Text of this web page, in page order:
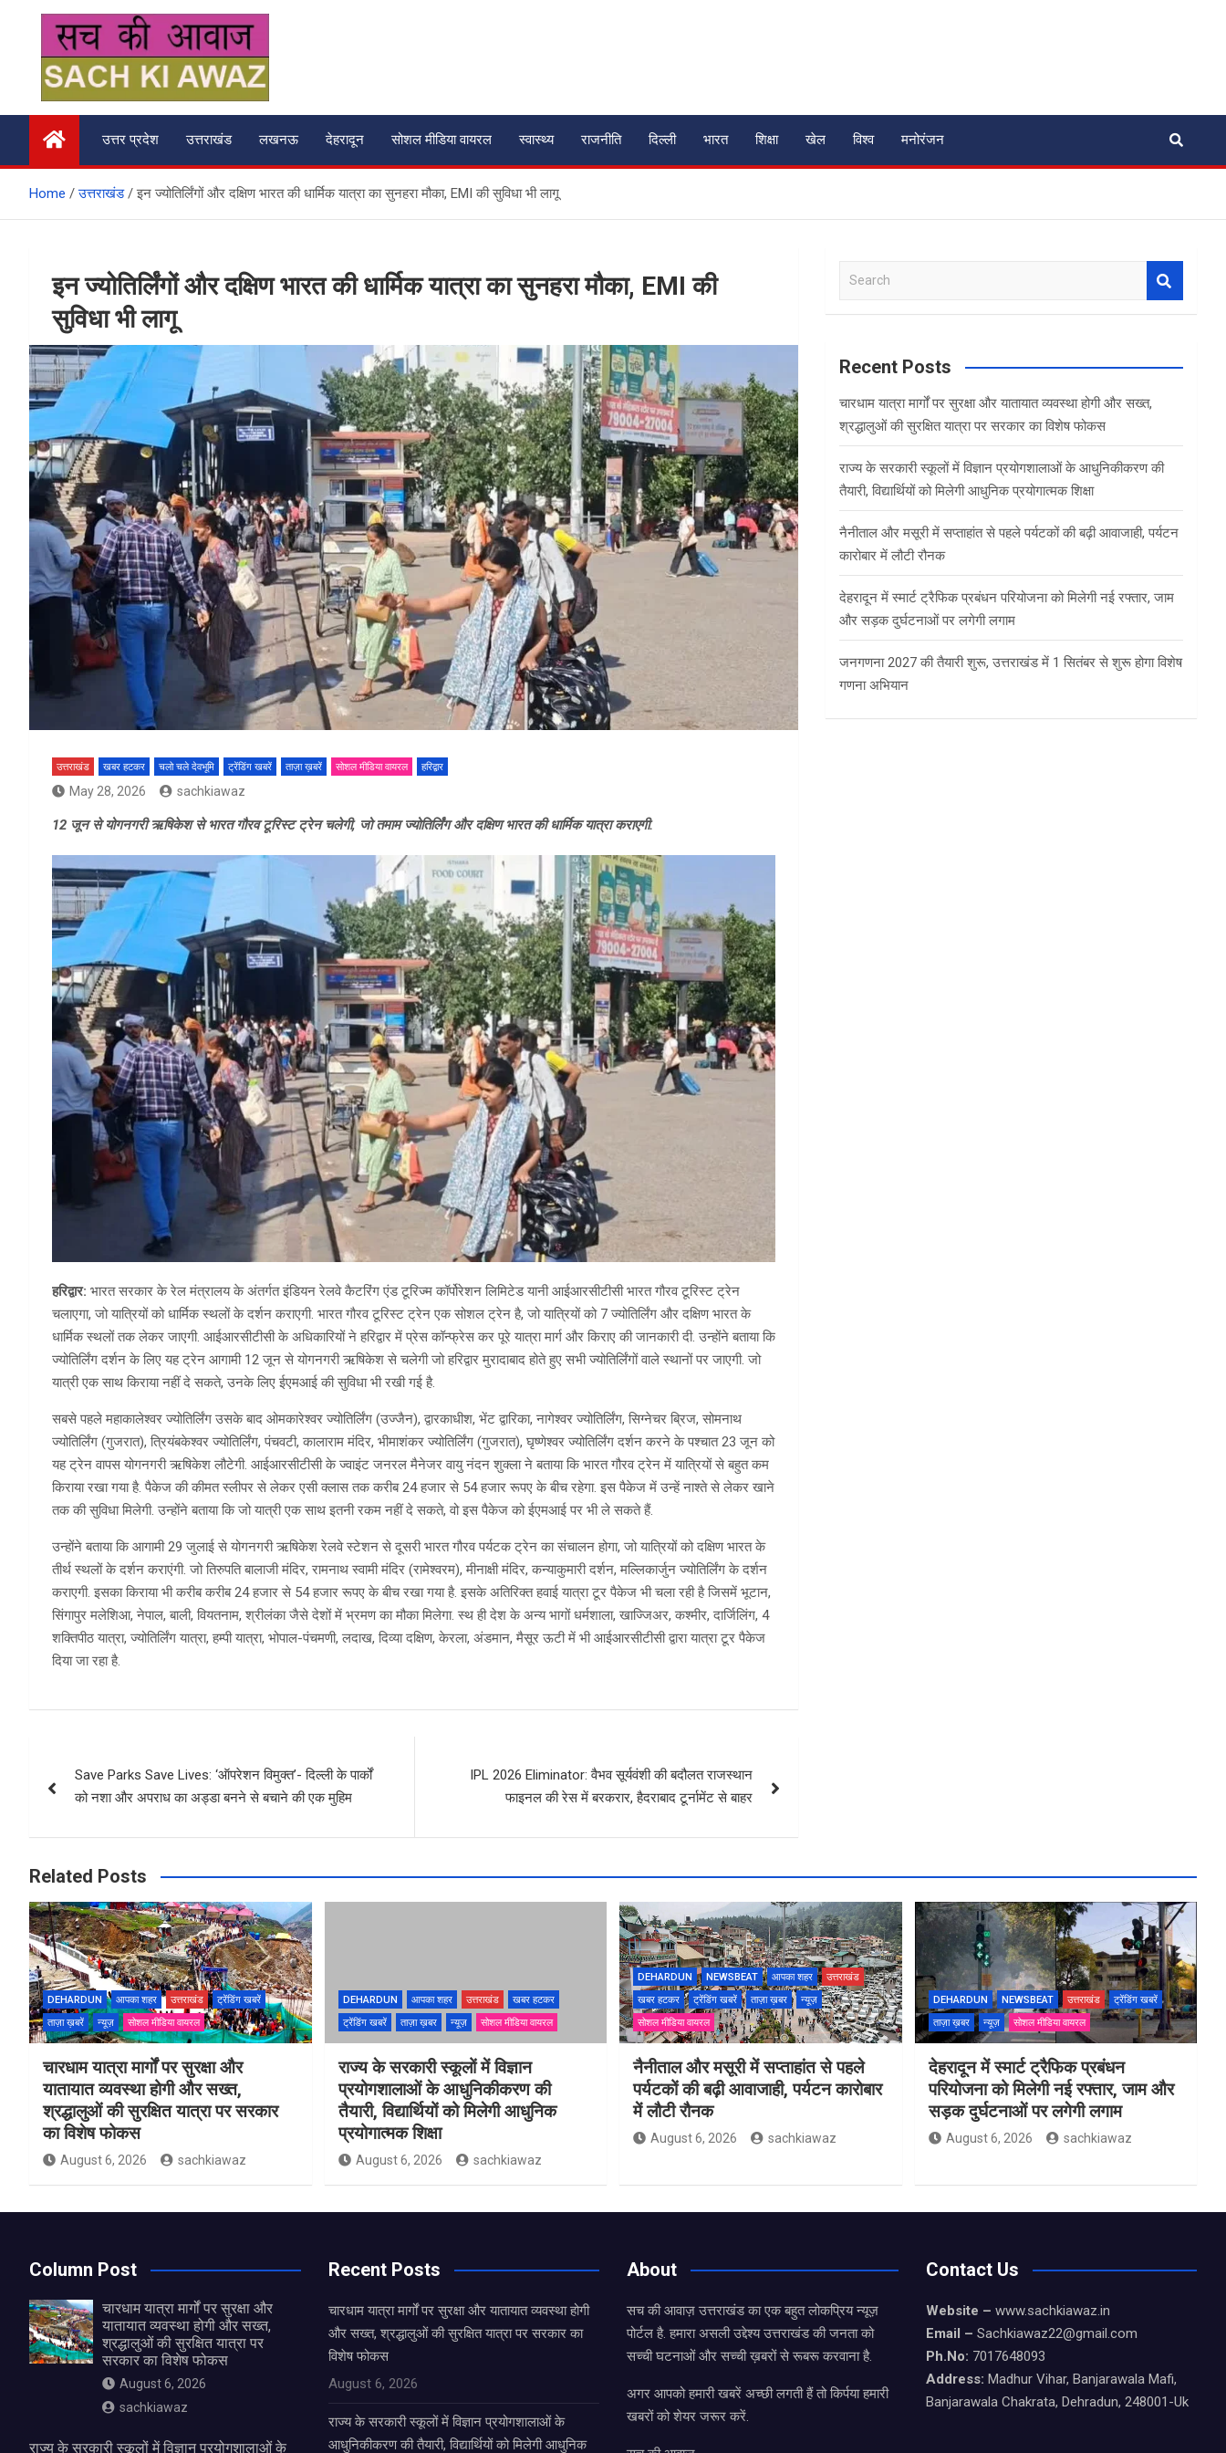
content
सच की आवाज
उत्तर प्रदेश उत्तराखंड लखनऊ देहरादून सोशल मीडिया वायरल स्वास्थ्य राजनीति दिल्ली भारत शिक्षा खेल विश्व मनोरंजन
Home उत्तराखंड इन ज्योतिर्लिंगों और दक्षिण भारत की धार्मिक यात्रा का सुनहरा मौका, EMI की सुविधा भी लागू
इन ज्योतिर्लिंगों और दक्षिण भारत की धार्मिक यात्रा का सुनहरा मौका, EMI की
सुविधा भी लागू
उत्तराखंड खबर हटकर चलो चले देवभूमि ट्रेंडिंग खबरें ताज़ा ख़बरें सोशल मीडिया वायरल हरिद्वार
May 28, 2026 sachkiawaz
12 जून से योगनगरी ऋषिकेश से भारत गौरव टूरिस्ट ट्रेन चलेगी, जो तमाम ज्योतिर्लिंग और दक्षिण भारत की धार्मिक यात्रा कराएगी.
हरिद्वार: भारत सरकार के रेल मंत्रालय के अंतर्गत इंडियन रेलवे कैटरिंग एंड टूरिज्म कॉर्पोरेशन लिमिटेड यानी आईआरसीटीसी भारत गौरव टूरिस्ट ट्रेन
चलाएगा, जो यात्रियों को धार्मिक स्थलों के दर्शन कराएगी. भारत गौरव टूरिस्ट ट्रेन एक सोशल ट्रेन है, जो यात्रियों को 7 ज्योतिर्लिंग और दक्षिण भारत के
धार्मिक स्थलों तक लेकर जाएगी. आईआरसीटीसी के अधिकारियों ने हरिद्वार में प्रेस कॉन्फ्रेस कर पूरे यात्रा मार्ग और किराए की जानकारी दी. उन्होंने बताया कि
ज्योतिर्लिंग दर्शन के लिए यह ट्रेन आगामी 12 जून से योगनगरी ऋषिकेश से चलेगी जो हरिद्वार मुरादाबाद होते हुए सभी ज्योतिर्लिंगों वाले स्थानों पर जाएगी. जो
यात्री एक साथ किराया नहीं दे सकते, उनके लिए ईएमआई की सुविधा भी रखी गई है.
सबसे पहले महाकालेश्वर ज्योतिर्लिंग उसके बाद ओमकारेश्वर ज्योतिर्लिंग (उज्जैन), द्वारकाधीश, भेंट द्वारिका, नागेश्वर ज्योतिर्लिंग, सिग्नेचर ब्रिज, सोमनाथ
ज्योतिर्लिंग (गुजरात), त्रियंबकेश्वर ज्योतिर्लिंग, पंचवटी, कालाराम मंदिर, भीमाशंकर ज्योतिर्लिंग (गुजरात), घृष्णेश्वर ज्योतिर्लिंग दर्शन करने के पश्चात 23 जून को
यह ट्रेन वापस योगनगरी ऋषिकेश लौटेगी. आईआरसीटीसी के ज्वाइंट जनरल मैनेजर वायु नंदन शुक्ला ने बताया कि भारत गौरव ट्रेन में यात्रियों से बहुत कम
किराया रखा गया है. पैकेज की कीमत स्लीपर से लेकर एसी क्लास तक करीब 24 हजार से 54 हजार रूपए के बीच रहेगा. इस पैकेज में उन्हें नाश्ते से लेकर खाने
तक की सुविधा मिलेगी. उन्होंने बताया कि जो यात्री एक साथ इतनी रकम नहीं दे सकते, वो इस पैकेज को ईएमआई पर भी ले सकते हैं.
उन्होंने बताया कि आगामी 29 जुलाई से योगनगरी ऋषिकेश रेलवे स्टेशन से दूसरी भारत गौरव पर्यटक ट्रेन का संचालन होगा, जो यात्रियों को दक्षिण भारत के
तीर्थ स्थलों के दर्शन कराएंगी. जो तिरुपति बालाजी मंदिर, रामनाथ स्वामी मंदिर (रामेश्वरम), मीनाक्षी मंदिर, कन्याकुमारी दर्शन, मल्लिकार्जुन ज्योतिर्लिंग के दर्शन
कराएगी. इसका किराया भी करीब करीब 24 हजार से 54 हजार रूपए के बीच रखा गया है. इसके अतिरिक्त हवाई यात्रा टूर पैकेज भी चला रही है जिसमें भूटान,
सिंगापुर मलेशिआ, नेपाल, बाली, वियतनाम, श्रीलंका जैसे देशों में भ्रमण का मौका मिलेगा. स्थ ही देश के अन्य भागों धर्मशाला, खाज्जिअर, कश्मीर, दार्जिलिंग, 4
शक्तिपीठ यात्रा, ज्योतिर्लिंग यात्रा, हम्पी यात्रा, भोपाल-पंचमणी, लदाख, दिव्या दक्षिण, केरला, अंडमान, मैसूर ऊटी में भी आईआरसीटीसी द्वारा यात्रा टूर पैकेज
दिया जा रहा है.
navigation
Save Parks Save Lives: ‘ऑपरेशन विमुक्त’- दिल्ली के पार्कों
को नशा और अपराध का अड्डा बनने से बचाने की एक मुहिम
IPL 2026 Eliminator: वैभव सूर्यवंशी की बदौलत राजस्थान
फाइनल की रेस में बरकरार, हैदराबाद टूर्नामेंट से बाहर
a
c
Recent Posts
चारधाम यात्रा मार्गों पर सुरक्षा और यातायात व्यवस्था होगी और सख्त,
श्रद्धालुओं की सुरक्षित यात्रा पर सरकार का विशेष फोकस
राज्य के सरकारी स्कूलों में विज्ञान प्रयोगशालाओं के आधुनिकीकरण की
तैयारी, विद्यार्थियों को मिलेगी आधुनिक प्रयोगात्मक शिक्षा
नैनीताल और मसूरी में सप्ताहांत से पहले पर्यटकों की बढ़ी आवाजाही, पर्यटन
कारोबार में लौटी रौनक
देहरादून में स्मार्ट ट्रैफिक प्रबंधन परियोजना को मिलेगी नई रफ्तार, जाम
और सड़क दुर्घटनाओं पर लगेगी लगाम
जनगणना 2027 की तैयारी शुरू, उत्तराखंड में 1 सितंबर से शुरू होगा विशेष
गणना अभियान
Related Posts
DEHARDUN आपका शहर उत्तराखंड
ट्रेंडिंग खबरें
ताज़ा ख़बरें
न्यूज़ सोशल मीडिया वायरल
चारधाम यात्रा मार्गों पर सुरक्षा और
यातायात व्यवस्था होगी और सख्त,
श्रद्धालुओं की सुरक्षित यात्रा पर सरकार
का विशेष फोकस
August 6, 2026 sachkiawaz
DEHARDUN आपका शहर उत्तराखंड
खबर हटकर
ट्रेंडिंग खबरें
ताज़ा ख़बर न्यूज़ सोशल मीडिया वायरल
राज्य के सरकारी स्कूलों में विज्ञान
प्रयोगशालाओं के आधुनिकीकरण की
तैयारी, विद्यार्थियों को मिलेगी आधुनिक
प्रयोगात्मक शिक्षा
August 6, 2026 sachkiawaz
DEHARDUN NEWSBEAT आपका शहर
उत्तराखंड
खबर हटकर
ट्रेंडिंग खबरें ताज़ा ख़बर
न्यूज़
सोशल मीडिया वायरल
नैनीताल और मसूरी में सप्ताहांत से पहले
पर्यटकों की बढ़ी आवाजाही, पर्यटन कारोबार
में लौटी रौनक
August 6, 2026 sachkiawaz
DEHARDUN NEWSBEAT उत्तराखंड
ट्रेंडिंग खबरें
ताज़ा ख़बर
न्यूज़ सोशल मीडिया वायरल
देहरादून में स्मार्ट ट्रैफिक प्रबंधन
परियोजना को मिलेगी नई रफ्तार, जाम और
सड़क दुर्घटनाओं पर लगेगी लगाम
August 6, 2026 sachkiawaz
Column Post
चारधाम यात्रा मार्गों पर सुरक्षा और
यातायात व्यवस्था होगी और सख्त,
श्रद्धालुओं की सुरक्षित यात्रा पर
सरकार का विशेष फोकस
August 6, 2026
sachkiawaz
राज्य के सरकारी स्कूलों में विज्ञान प्रयोगशालाओं के
Recent Posts
चारधाम यात्रा मार्गों पर सुरक्षा और यातायात व्यवस्था होगी
और सख्त, श्रद्धालुओं की सुरक्षित यात्रा पर सरकार का
विशेष फोकस
August 6, 2026
राज्य के सरकारी स्कूलों में विज्ञान प्रयोगशालाओं के
आधुनिकीकरण की तैयारी, विद्यार्थियों को मिलेगी आधुनिक
About
सच की आवाज़ उत्तराखंड का एक बहुत लोकप्रिय न्यूज़
पोर्टल है. हमारा असली उद्देश्य उत्तराखंड की जनता को
सच्ची घटनाओं और सच्ची ख़बरों से रूबरू करवाना है.
अगर आपको हमारी खबरें अच्छी लगती हैं तो किर्पया हमारी
खबरों को शेयर जरूर करें.
Contact Us
Website – www.sachkiawaz.in
Email – Sachkiawaz22@gmail.com
Ph.No: 7017648093
Address: Madhur Vihar, Banjarawala Mafi,
Banjarawala Chakrata, Dehradun, 248001-Uk